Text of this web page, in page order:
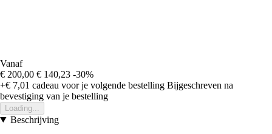
Vanaf
€ 200,00 € 140,23 -30%
+€ 7,01 cadeau voor je volgende bestelling Bijgeschreven na
bevestiging van je bestelling
Loading...
Beschrijving